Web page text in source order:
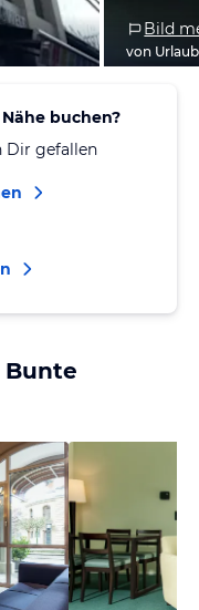
Bild
von
buchen?
Dir gefallen
Bunte